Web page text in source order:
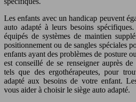
Les enfants avec un handicap peuvent
auto adapté à leurs besoins
équipés de systèmes de maintien
positionnement ou de sangles spéciales
enfants ayant des problèmes de posture
est conseillé de se renseigner auprès de
tels que des ergothérapeutes, pour
adapté aux besoins de votre enfant.
vous aider à choisir le siège auto adapté.